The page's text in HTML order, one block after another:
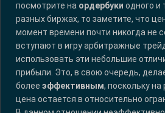
посмотрите на ордербуки одного и
разных биржах, то заметите, что
момент времени почти никогда не
вступают в игру арбитражные
использовать эти небольшие
прибыли. Это, в свою очередь,
более эффективным, поскольку
цена остается в относительно